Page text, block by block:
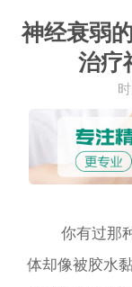
神经衰弱
治疗
你有过那种
体却像被胶水